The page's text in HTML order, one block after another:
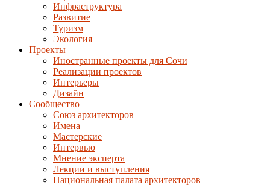
Инфраструктура
Развитие
Туризм
Экология
Проекты
Иностранные проекты для Сочи
Реализации проектов
Интерьеры
Дизайн
Сообщество
Союз архитекторов
Имена
Мастерские
Интервью
Мнение эксперта
Лекции и выступления
Национальная палата архитекторов